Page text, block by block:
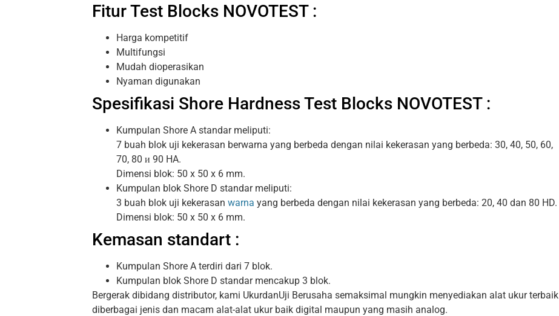
Fitur Test Blocks NOVOTEST :
Harga kompetitif
Multifungsi
Mudah dioperasikan
Nyaman digunakan
Spesifikasi Shore Hardness Test Blocks NOVOTEST :
Kumpulan Shore A standar meliputi:
7 buah blok uji kekerasan berwarna yang berbeda dengan nilai kekerasan yang berbeda: 30, 40, 50, 60,
70, 80 и 90 HA.
Dimensi blok: 50 x 50 x 6 mm.
Kumpulan blok Shore D standar meliputi:
3 buah blok uji kekerasan warna yang berbeda dengan nilai kekerasan yang berbeda: 20, 40 dan 80 HD.
Dimensi blok: 50 x 50 x 6 mm.
Kemasan standart :
Kumpulan Shore A terdiri dari 7 blok.
Kumpulan blok Shore D standar mencakup 3 blok.
Bergerak dibidang distributor, kami UkurdanUji Berusaha semaksimal mungkin menyediakan alat ukur terbaik
diberbagai jenis dan macam alat-alat ukur baik digital maupun yang masih analog.